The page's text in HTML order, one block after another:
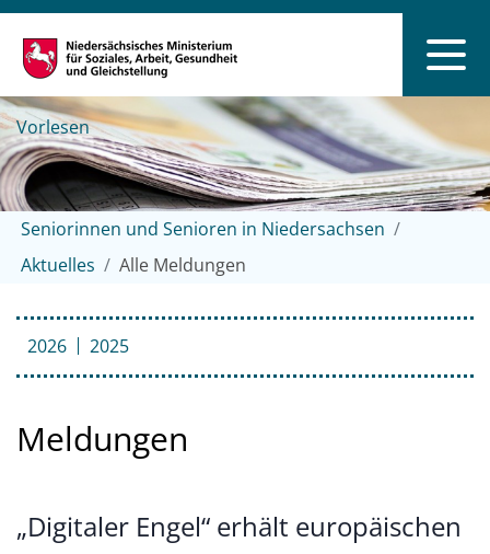
Vorlesen
Seniorinnen und Senioren in Niedersachsen
Aktuelles
Alle Meldungen
2026 2025
Meldungen
„Digitaler Engel“ erhält europäischen